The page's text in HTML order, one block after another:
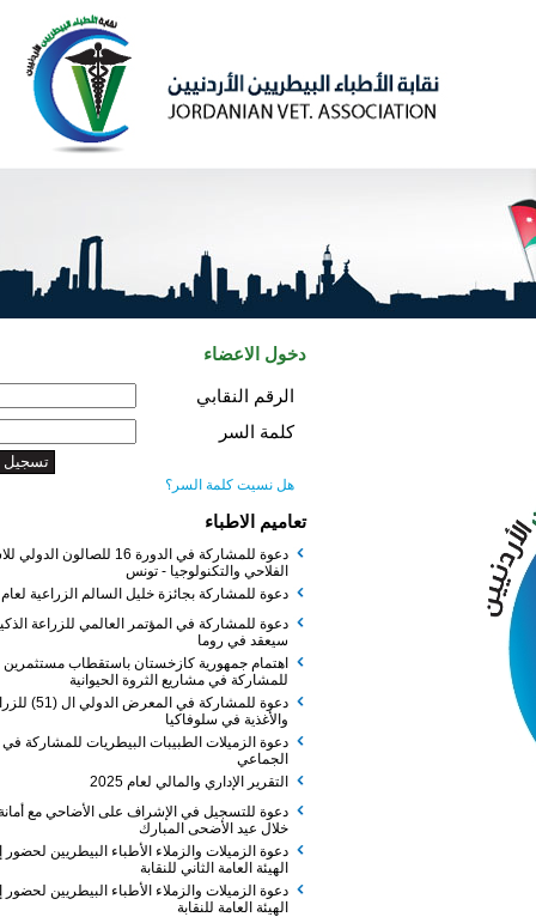
دخول الاعضاء
الرقم النقابي
كلمة السر
هل نسيت كلمة السر؟
تعاميم الاطباء
دعوة للمشاركة في الدورة 16 للصالون الدولي للاستثمار
الفلاحي والتكنولوجيا - تونس
دعوة للمشاركة بجائزة خليل السالم الزراعية لعام 2026
دعوة للمشاركة في المؤتمر العالمي للزراعة الذكية الذي
سيعقد في روما
اهتمام جمهورية كازخستان باستقطاب مستثمرين
للمشاركة في مشاريع الثروة الحيوانية
دعوة للمشاركة في المعرض الدولي ال (51) للزراعة
والأغذية في سلوفاكيا
دعوة الزميلات الطبيبات البيطريات للمشاركة في الفطور
التقرير الإداري والمالي لعام 2025
دعوة للتسجيل في الإشراف على الأضاحي مع أمانة عمان
خلال عيد الأضحى المبارك
دعوة الزميلات والزملاء الأطباء البيطريين لحضور إجتماع
الهيئة العامة الثاني للنقابة
دعوة الزميلات والزملاء الأطباء البيطريين لحضور إجتماع
الهيئة العامة للنقابة